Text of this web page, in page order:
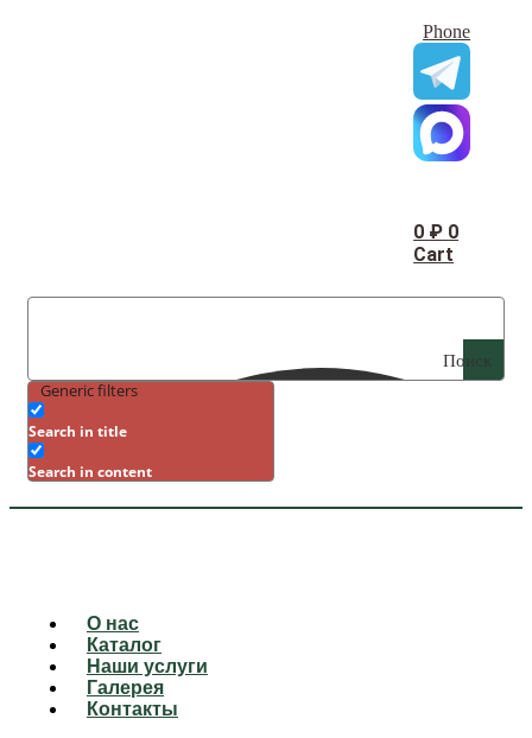
Phone
0 ₽ 0
Cart
Поиск
Generic filters
Search in title
Search in content
О нас
Каталог
Наши услуги
Галерея
Контакты